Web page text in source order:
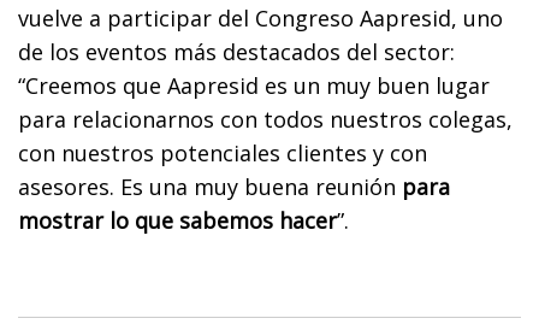
vuelve a participar del Congreso Aapresid, uno
de los eventos más destacados del sector:
“Creemos que Aapresid es un muy buen lugar
para relacionarnos con todos nuestros colegas,
con nuestros potenciales clientes y con
asesores. Es una muy buena reunión para
mostrar lo que sabemos hacer”.